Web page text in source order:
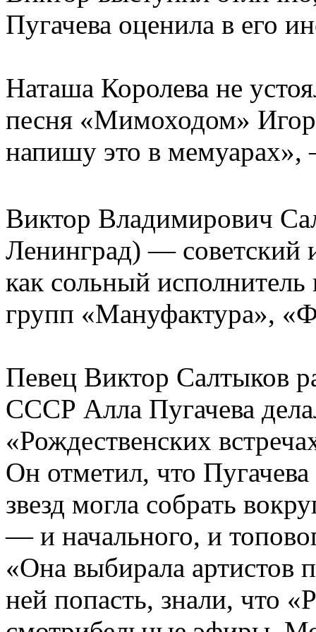
Пугачева оценила в его
Наташа Королева не
песня «Мимоходом»
напишу это в
Виктор Владимирович
Ленинград) — советский
как сольный исполнитель
групп «Мануфактура»,
Певец Виктор Салтыков
СССР Алла Пугачева
«Рождественских
Он отметил, что
звезд могла собрать
— и начального, и
«Она выбирала артистов
ней попасть, знали, что